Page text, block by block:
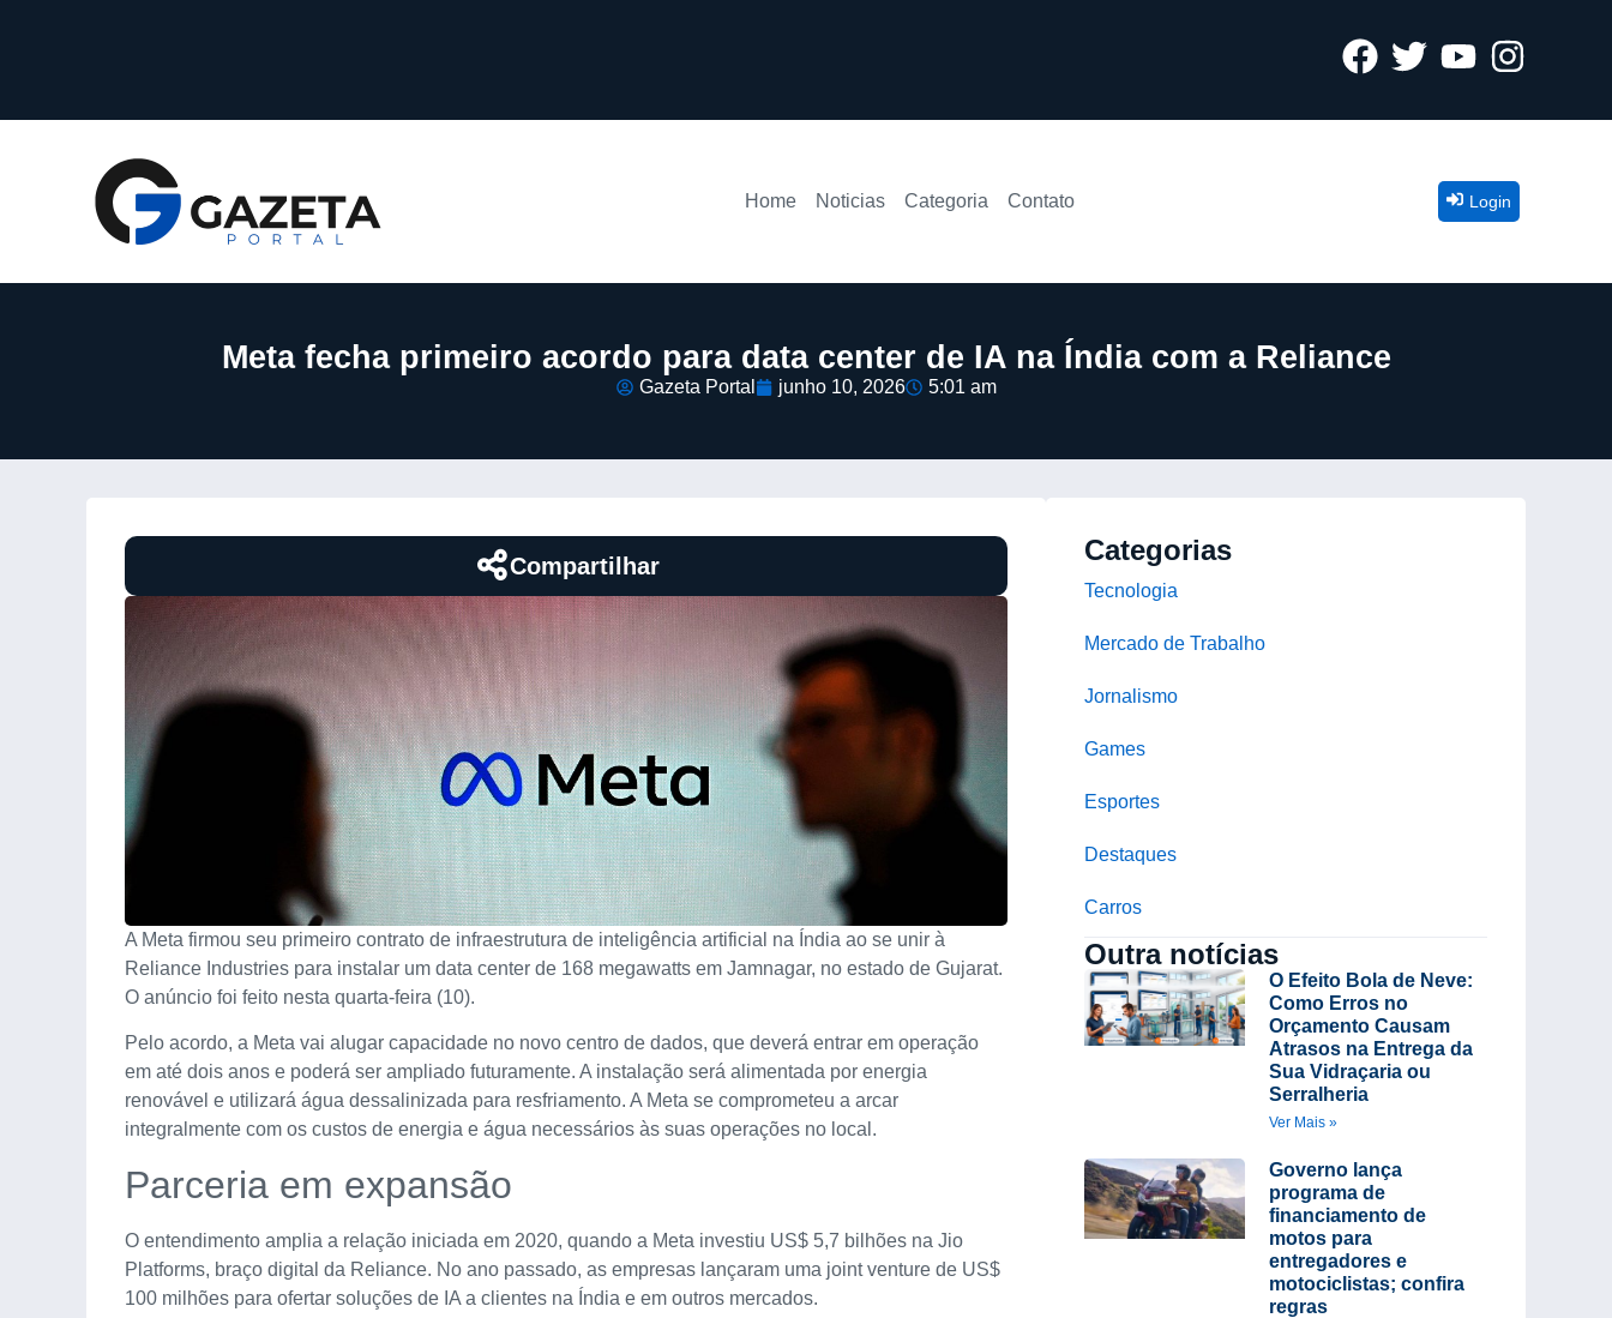
Home Noticias Categoria Contato Login
Meta fecha primeiro acordo para data center de IA na Índia com a Reliance
Gazeta Portal junho 10, 2026 5:01 am
Compartilhar
A Meta firmou seu primeiro contrato de infraestrutura de inteligência artificial na Índia ao se unir à
Reliance Industries para instalar um data center de 168 megawatts em Jamnagar, no estado de Gujarat.
O anúncio foi feito nesta quarta-feira (10).
Pelo acordo, a Meta vai alugar capacidade no novo centro de dados, que deverá entrar em operação
em até dois anos e poderá ser ampliado futuramente. A instalação será alimentada por energia
renovável e utilizará água dessalinizada para resfriamento. A Meta se comprometeu a arcar
integralmente com os custos de energia e água necessários às suas operações no local.
Parceria em expansão
O entendimento amplia a relação iniciada em 2020, quando a Meta investiu US$ 5,7 bilhões na Jio
Platforms, braço digital da Reliance. No ano passado, as empresas lançaram uma joint venture de US$
100 milhões para ofertar soluções de IA a clientes na Índia e em outros mercados.
Categorias
Tecnologia
Mercado de Trabalho
Jornalismo
Games
Esportes
Destaques
Carros
Outra notícias
O Efeito Bola de Neve:
Como Erros no
Orçamento Causam
Atrasos na Entrega da
Sua Vidraçaria ou
Serralheria
Ver Mais »
Governo lança
programa de
financiamento de
motos para
entregadores e
motociclistas; confira
regras